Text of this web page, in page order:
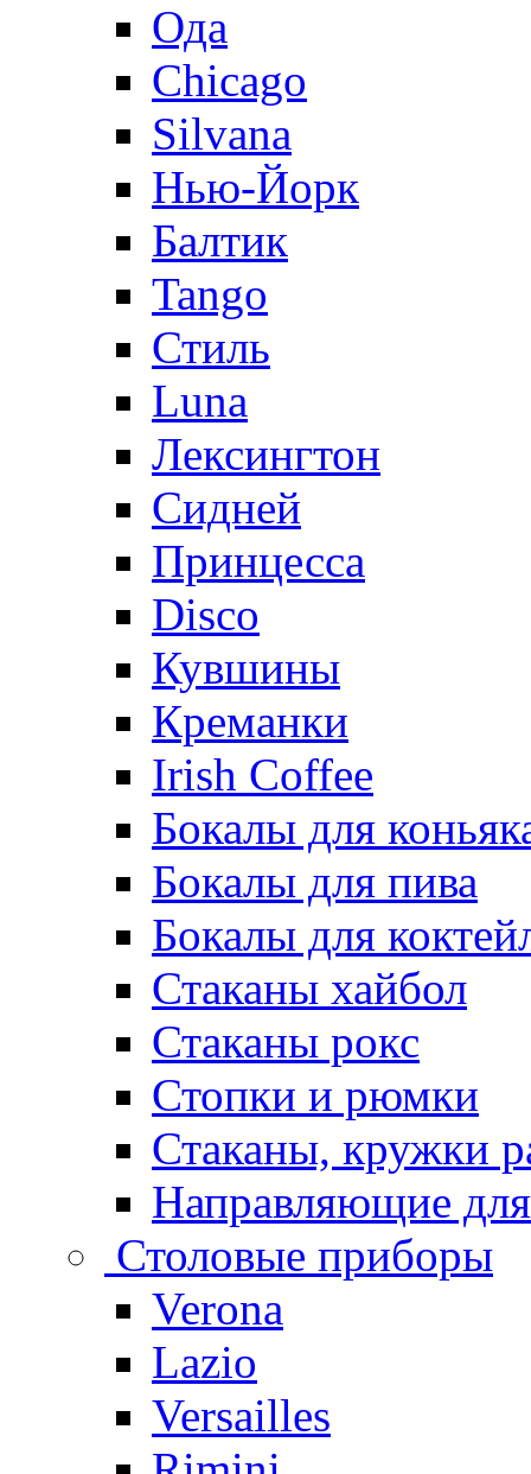
Ода
Chicago
Silvana
Нью-Йорк
Балтик
Tango
Стиль
Luna
Лексингтон
Сидней
Принцесса
Disco
Кувшины
Креманки
Irish Coffee
Бокалы для
Бокалы для пива
Бокалы для
Стаканы хайбол
Стаканы рокс
Стопки и рюмки
Стаканы, кружки
Направляющие
Столовые приборы
Verona
Lazio
Versailles